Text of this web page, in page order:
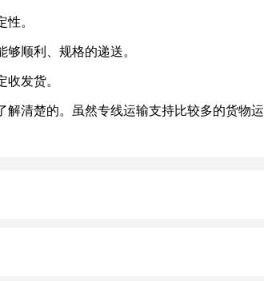
。
顺利、规格的递送。
发货。
楚的。虽然专线运输支持比较多的货物